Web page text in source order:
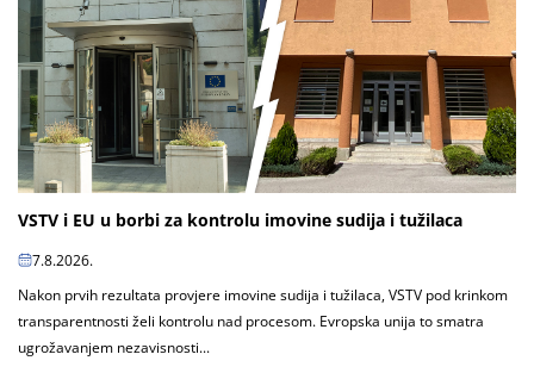
VSTV i EU u borbi za kontrolu imovine sudija i tužilaca
7.8.2026.
Nakon prvih rezultata provjere imovine sudija i tužilaca, VSTV pod krinkom
transparentnosti želi kontrolu nad procesom. Evropska unija to smatra
ugrožavanjem nezavisnosti...